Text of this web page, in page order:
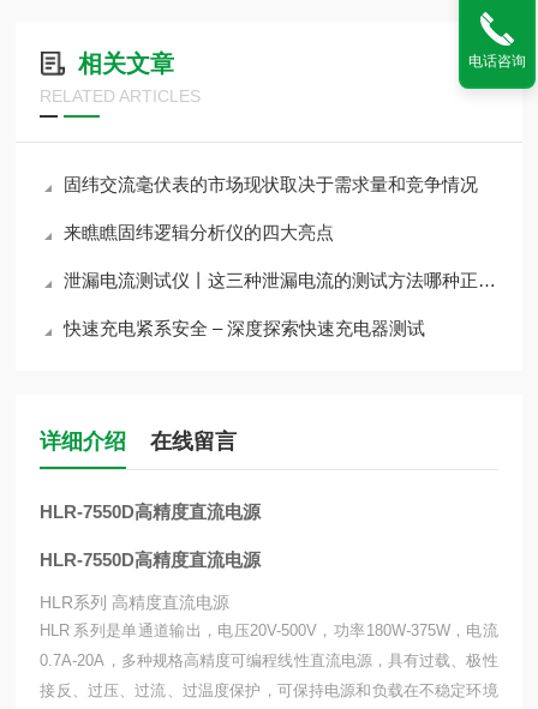
相关文章
RELATED ARTICLES
固纬交流毫伏表的市场现状取决于需求量和竞争情况
来瞧瞧固纬逻辑分析仪的四大亮点
泄漏电流测试仪丨这三种泄漏电流的测试方法哪种正确？
快速充电紧系安全 – 深度探索快速充电器测试
详细介绍 在线留言
HLR-7550D高精度直流电源
HLR-7550D高精度直流电源
HLR系列 高精度直流电源
HLR 系列是单通道输出，电压20V-500V，功率180W-375W，电流
0.7A-20A，多种规格高精度可编程线性直流电源，具有过载、极性
接反、过压、过流、过温度保护，可保持电源和负载在不稳定环境
电话咨询